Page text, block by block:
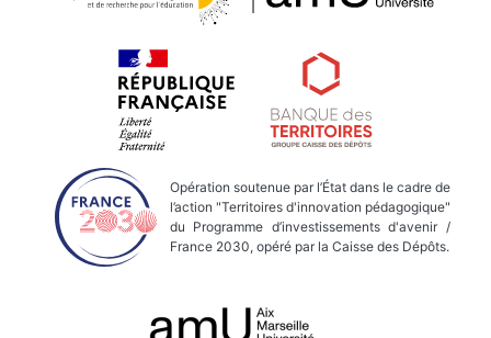
Opération soutenue par l’État dans le cadre de
l’action "Territoires d'innovation pédagogique"
du Programme d’investissements d'avenir /
France 2030, opéré par la Caisse des Dépôts.